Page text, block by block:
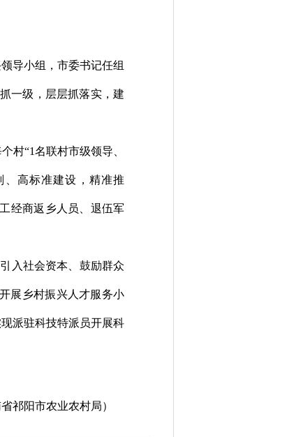
导小组，市委书记任组
一级，层层抓落实，建
村“1名联村市级领导、
、高标准建设 ，精准推
经商返乡人员、退伍军
入社会资本、鼓励群众
开展乡村振兴人才服务小
派驻科技特派员开展科
祁阳市农业农村局）